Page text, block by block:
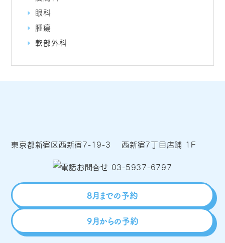
眼科
腫瘍
軟部外科
東京都新宿区西新宿7-19-3 西新宿7丁目店舗 1F
8月までの予約
9月からの予約